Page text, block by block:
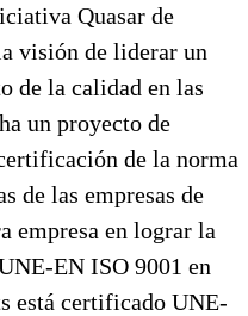
Quasar de
visión de liderar un
de la calidad en las
un proyecto de
de la norma
de las empresas de
empresa en lograr la
EN ISO 9001 en
está certificado UNE-